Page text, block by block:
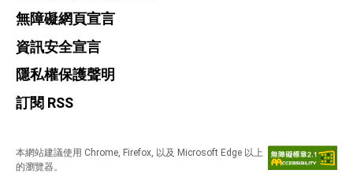
無障礙網頁宣言
資訊安全宣言
隱私權保護聲明
訂閱 RSS
本網站建議使用 Chrome, Firefox, 以及 Microsoft Edge 以上
的瀏覽器。